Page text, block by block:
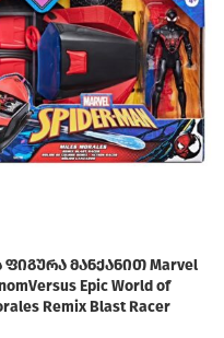
ფიგურა მანქანით Marvel
Epic World of
Remix Blast Racer